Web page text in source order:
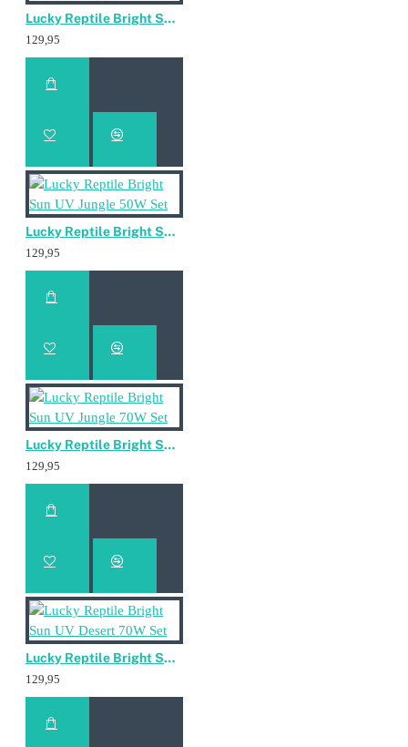
Lucky Reptile Bright Sun UV Jungle 35W Set
129,95
Lucky Reptile Bright Sun UV Jungle 50W Set
129,95
Lucky Reptile Bright Sun UV Jungle 70W Set
129,95
Lucky Reptile Bright Sun UV Desert 70W Set
129,95